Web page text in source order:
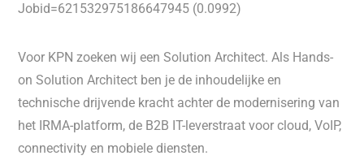
Jobid=621532975186647945 (0.0992)
Voor KPN zoeken wij een Solution Architect. Als Hands-
on Solution Architect ben je de inhoudelijke en
technische drijvende kracht achter de modernisering van
het IRMA-platform, de B2B IT-leverstraat voor cloud, VoIP,
connectivity en mobiele diensten.